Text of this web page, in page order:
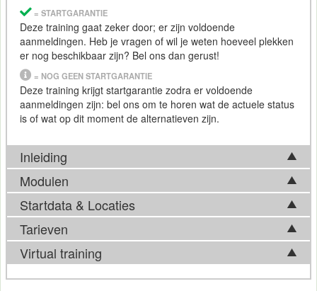
= STARTGARANTIE
Deze training gaat zeker door; er zijn voldoende
aanmeldingen. Heb je vragen of wil je weten hoeveel plekken
er nog beschikbaar zijn? Bel ons dan gerust!
= NOG GEEN STARTGARANTIE
Deze training krijgt startgarantie zodra er voldoende
aanmeldingen zijn: bel ons om te horen wat de actuele status
is of wat op dit moment de alternatieven zijn.
Inleiding
In de grafische markt geldt dat
standaardpakket is voor beeldbewerking. Het programma
wordt veel gebruikt in combinatie met andere pakketten uit de
Adobe Creative Suite
Tijdens de cursus Photoshop
Tijdens de Cursus Photoshop Professional leer je Photoshop
Modulen
Tijdens de Cursus Photoshop Professional komen in basis
onderstaande onderwerpen aan bod. Afhankelijk van
ontwikkelingen op het vakgebied, kan de feitelijke
trainingsinhoud hier echter van afwijken. Bel ons gerust voor
meer informatie over de actuele inhoud.
Startdata & Locaties
Kies uit 5 locatie(s) in België. Ook beschikbaar in
Apeldoorn.
Tarieven
Tarief
Virtual training
Wil je de door jou gewenste training lievervirtueel(online)